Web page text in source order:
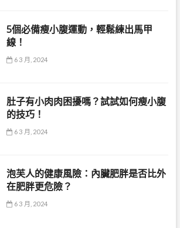
5個必備瘦小腹運動，輕鬆練出馬甲
線！
6 3 月, 2024
肚子有小肉肉困擾嗎？試試如何瘦小腹
的技巧！
6 3 月, 2024
泡芙人的健康風險：內臟肥胖是否比外
在肥胖更危險？
6 3 月, 2024